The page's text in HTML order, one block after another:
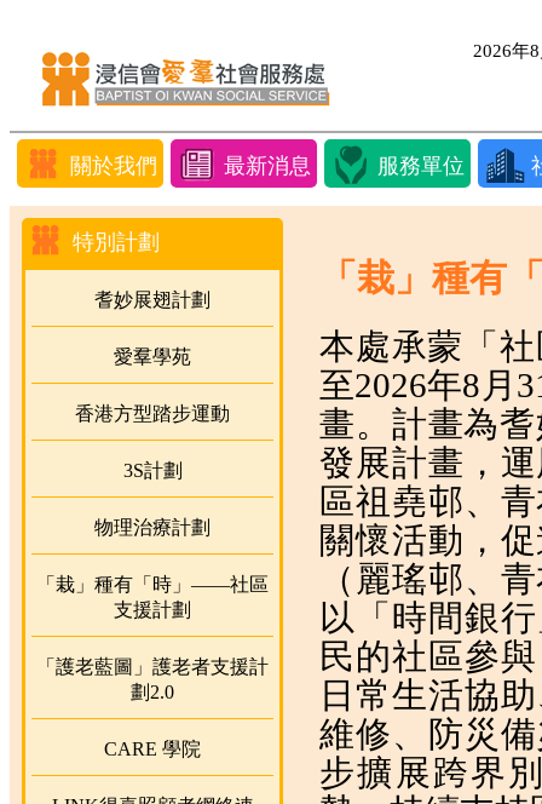
2026年
關於我們 最新消息 服務單位
特別計劃
耆妙展翅計劃
愛羣學苑
香港方型踏步運動
3S計劃
物理治療計劃
「栽」種有「時」——社區
支援計劃
「護老藍圖」護老者支援計
劃2.0
CARE 學院
「栽」種
本處承蒙「
至2026年8月
畫。計畫為
發展計畫，
區祖堯邨、
關懷活動，
（麗瑤邨、
以「時間銀
民的社區參
日常生活協
維修、防災
步擴展跨界